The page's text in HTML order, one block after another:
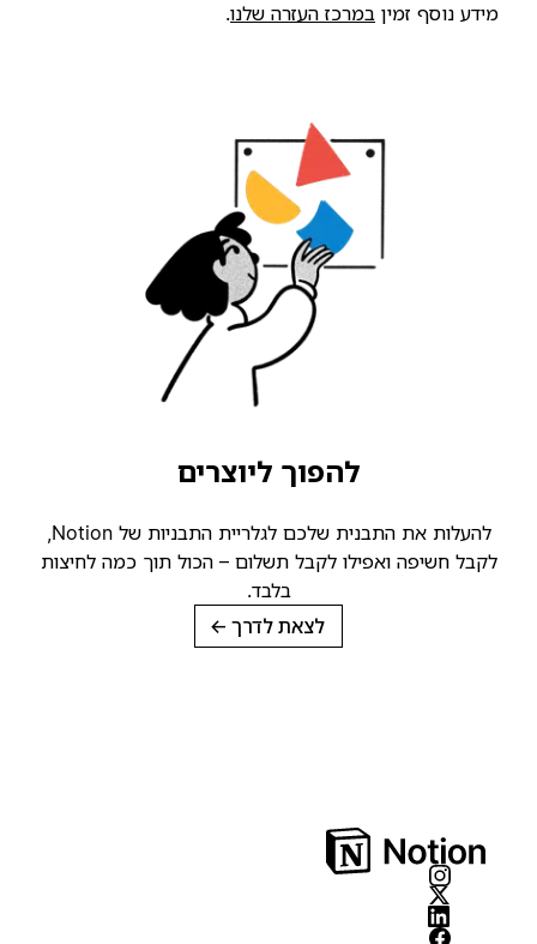
מידע נוסף זמין במרכז העזרה שלנו.
להפוך ליוצרים
לקבל חשיפה ואפילו לקבל תשלום – הכול תוך כמה לחיצות
בלבד.
לצאת לדרך →